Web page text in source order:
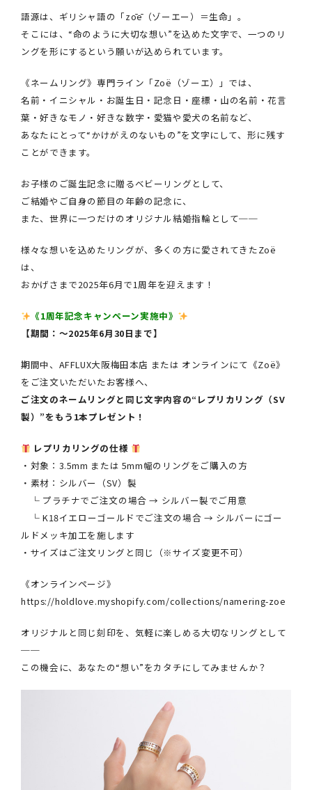
語源は、ギリシャ語の「zōē（ゾーエー）＝生命」。
そこには、“命のように大切な想い”を込めた文字で、一つのリ
ングを形にするという願いが込められています。
《ネームリング》専門ライン「Zoë（ゾーエ）」では、
名前・イニシャル・お誕生日・記念日・座標・山の名前・花言
葉・好きなモノ・好きな数字・愛猫や愛犬の名前など、
あなたにとって“かけがえのないもの”を文字にして、形に残す
ことができます。
お子様のご誕生記念に贈るベビーリングとして、
ご結婚やご自身の節目の年齢の記念に、
また、世界に一つだけのオリジナル結婚指輪として──
様々な想いを込めたリングが、多くの方に愛されてきたZoë
は、
おかげさまで2025年6月で1周年を迎えます！
《1周年記念キャンペーン実施中》
【期間：〜2025年6月30日まで】
期間中、AFFLUX大阪梅田本店 または オンラインにて《Zoë》
をご注文いただいたお客様へ、
ご注文のネームリングと同じ文字内容の“レプリカリング（SV
製）”をもう1本プレゼント！
レプリカリングの仕様
・対象：3.5mm または 5mm幅のリングをご購入の方
・素材：シルバー（SV）製
└ プラチナでご注文の場合 → シルバー製でご用意
└ K18イエローゴールドでご注文の場合 → シルバーにゴー
ルドメッキ加工を施します
・サイズはご注文リングと同じ（※サイズ変更不可）
《オンラインページ》
https://holdlove.myshopify.com/collections/namering-zoe
オリジナルと同じ刻印を、気軽に楽しめる大切なリングとして
──
この機会に、あなたの“想い”をカタチにしてみませんか？